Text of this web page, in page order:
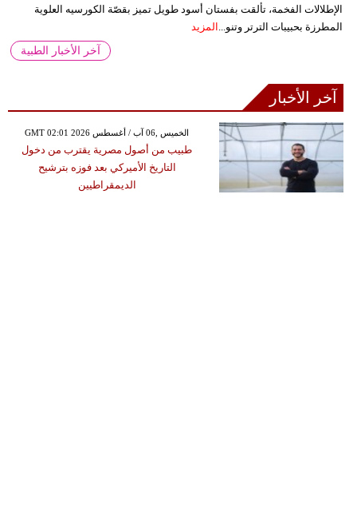
الإطلالات الفخمة، تألقت بفستان أسود طويل تميز بقصّة الكورسيه العلوية
المطرزة بحبيبات الترتر وتنو... المزيد
آخر الأخبار الطبية
آخر الأخبار
GMT 02:01 2026 الخميس ,06 آب / أغسطس
طبيب من أصول مصرية يقترب من دخول
التاريخ الأميركي بعد فوزه بترشيح
الديمقراطيين